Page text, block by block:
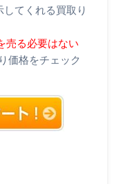
てくれる買取り
売る必要はない
価格をチェック